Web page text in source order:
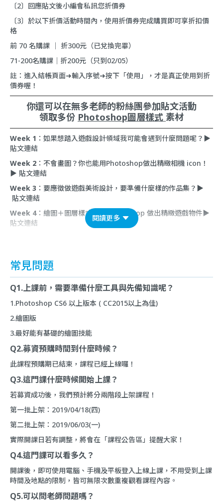
〔2〕回應貼文後小編會私訊您折價券
〔3〕於以下折價活動時間內，使用折價券完成購買即可享折扣價
格
前 70 名購課 ｜ 折300元（已兌換完畢）
71-200名購課｜折200元（只到02/05）
註：進入結帳頁面➜輸入序號➜按下「使用」，才是真正使用到折
價券喔！
你還可以在無多老師的粉絲團參加貼文活動
領取多份 Photoshop圖層樣式 素材
Week 1 ：如果想踏入遊戲設計領域我可能會遇到什麼問題呢？▶︎
貼文連結
Week 2 ：不會畫圖？你也能用Photoshop做出精緻相機 icon！
▶︎ 貼文連結
Week 3 ：要應徵做遊戲美術設計，要準備什麼樣的作品集？▶︎
貼文連結
Week 4：繪圖＋圖層樣式，用 Photoshop 做出精緻遊戲物件▶︎
貼文連結
閱讀更多
常見問題
Q1.上課前，需要準備什麼工具與先備知識呢？
1.Photoshop CS6 以上版本 ( CC2015以上為佳)
2.繪圖版
3.最好能有基礎的繪圖技能
Q2.募資預購時間到什麼時候？
此課程預購期已結束，課程已經上線囉！
Q3.這門課什麼時候開始上課？
若募資成功後，我們預計將分兩階段上架課程！
第一批上架：2019/04/18(四)
第二批上架：2019/06/03(一)
實際開課日若有調整，將會在「課程公告區 」提醒大家！
Q4.這門課可以看多久？
開課後，即可使用電腦、手機及平板登入上線上課，不用受到上課
時間及地點的限制，皆可無限次數重複觀看課程內容。
Q5.可以問老師問題嗎？